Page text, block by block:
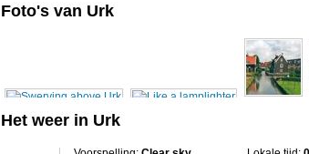
Foto's van Urk
Het weer in Urk